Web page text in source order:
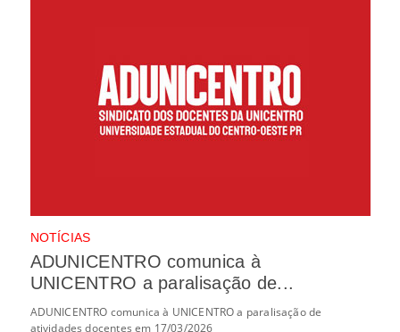
NOTÍCIAS
ADUNICENTRO comunica à
UNICENTRO a paralisação de...
ADUNICENTRO comunica à UNICENTRO a paralisação de
atividades docentes em 17/03/2026